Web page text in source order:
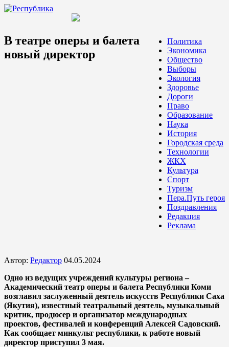
Политика
Экономика
Общество
Выборы
Экология
Здоровье
Дороги
Право
Образование
Наука
История
Городская среда
Технологии
ЖКХ
Культура
Спорт
Туризм
Пера.Путь героя
Поздравления
Редакция
Реклама
В театре оперы и балета
новый директор
Автор: Редактор 04.05.2024
Одно из ведущих учреждений культуры региона –
Академический театр оперы и балета Республики Коми
возглавил заслуженный деятель искусств Республики Саха
(Якутия), известный театральный деятель, музыкальный
критик, продюсер и организатор международных
проектов, фестивалей и конференций Алексей Садовский.
Как сообщает минкульт республики, к работе новый
директор приступил 3 мая.